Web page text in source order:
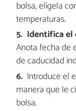
bolsa, elígela
temperaturas.
Identifica el
Anota fecha de
de caducidad
Introduce el
manera que le
bolsa.